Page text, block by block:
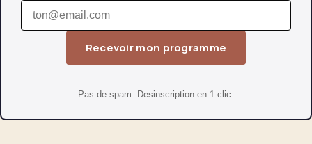
Recevoir mon programme
Pas de spam. Desinscription en 1 clic.